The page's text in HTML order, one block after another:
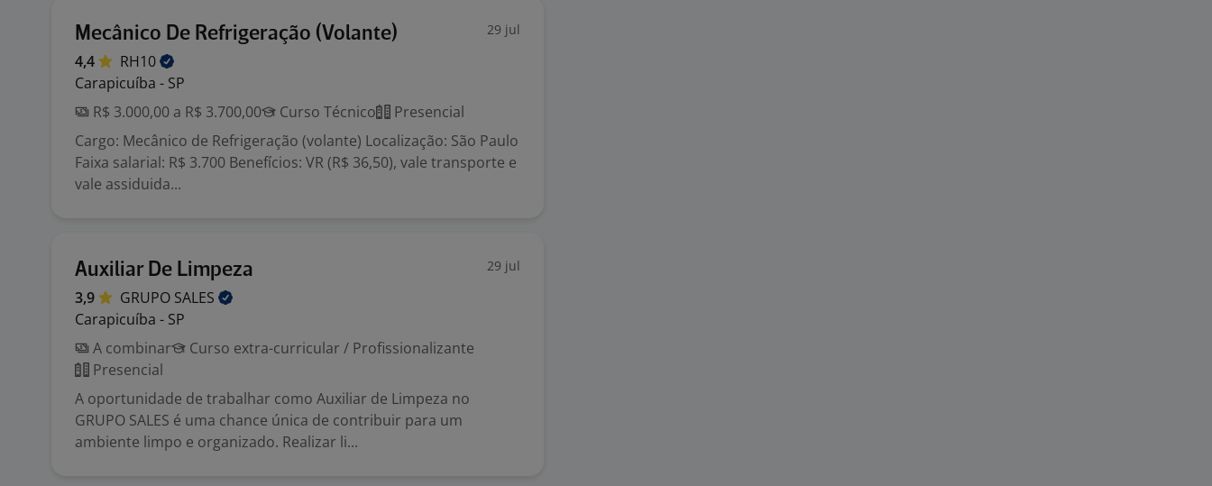
Mecânico De Refrigeração (Volante) 29 jul
4,4
RH10
Carapicuíba - SP
R$ 3.000,00 a R$ 3.700,00
Curso Técnico
Presencial
Cargo: Mecânico de Refrigeração (volante) Localização: São Paulo
Faixa salarial: R$ 3.700 Benefícios: VR (R$ 36,50), vale transporte e
vale assiduida...
Auxiliar De Limpeza 29 jul
3,9 GRUPO SALES
Carapicuíba - SP
A combinar
Curso extra-curricular / Profissionalizante
Presencial
A oportunidade de trabalhar como Auxiliar de Limpeza no
GRUPO SALES é uma chance única de contribuir para um
ambiente limpo e organizado. Realizar li...